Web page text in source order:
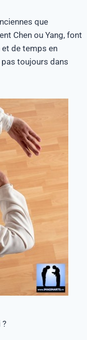
que
Chen ou Yang, font
de temps en
pas toujours dans
?